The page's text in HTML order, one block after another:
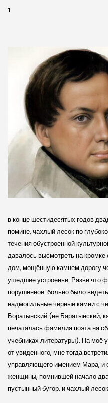
1
в конце шестидесятых годов
помине, чахлый лесок по
течения обустроенной
давалось высмотреть на
дом, мощённую камнем дорогу
ушедшее устроенье. Разве что
порушенное: больно было
надмогильные чёрные камни с
Боратынский (не Баратынский,
печаталась фамилия поэта на
учебниках литературы). На моё
от увиденного, мне тогда
управляющего имением Мара, и
женщины, помнившей начало
пустынный бугор, и чахлый